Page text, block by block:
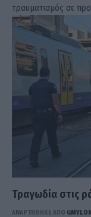
τραυματισμός σε
Τραγωδία στις
ΑΝΑΡΤΗΘΗΚΕ ΑΠΟ